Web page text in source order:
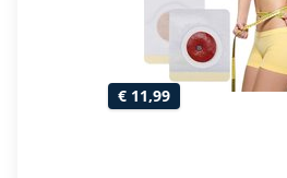
€ 11,99